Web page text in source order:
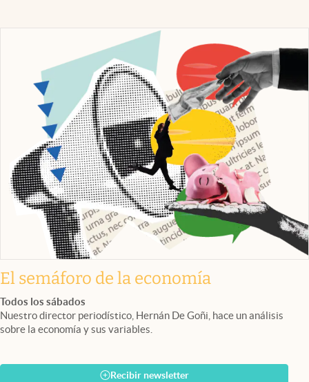
El semáforo de la economía
Todos los sábados
Nuestro director periodístico, Hernán De Goñi, hace un análisis
sobre la economía y sus variables.
Recibir newsletter